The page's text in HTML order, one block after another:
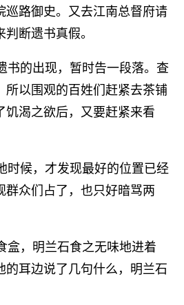
巡路御史。又去江南总督府请
断遗书真假。
的出现，暂时告一段落。查
所以围观的百姓们赶紧去茶铺
饥渴之欲后，又要赶紧来看
候，才发现最好的位置已经
群众们占了，也只好暗骂两
，明兰石食之无味地进着
的耳边说了几句什么，明兰石